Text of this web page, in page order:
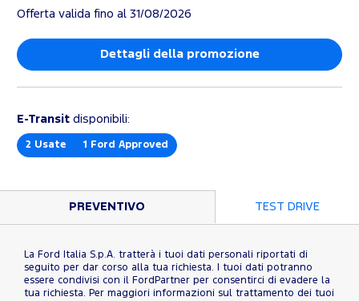
Offerta valida fino al 31/08/2026
Dettagli della promozione
E-Transit disponibili:
2 Usate 1 Ford Approved
PREVENTIVO TEST DRIVE
La Ford Italia S.p.A. tratterà i tuoi dati personali riportati di
seguito per dar corso alla tua richiesta. I tuoi dati potranno
essere condivisi con il FordPartner per consentirci di evadere la
tua richiesta. Per maggiori informazioni sul trattamento dei tuoi